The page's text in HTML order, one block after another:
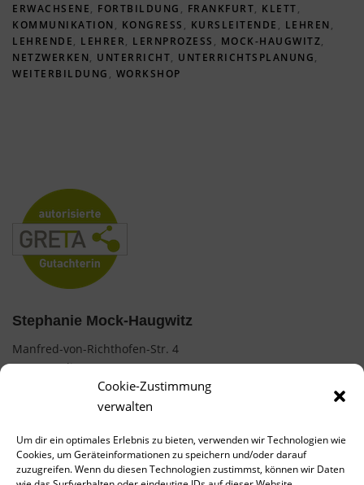
Cookie-Zustimmung
verwalten
Um dir ein optimales Erlebnis zu bieten, verwenden wir Technologien wie
Cookies, um Geräteinformationen zu speichern und/oder darauf
zuzugreifen. Wenn du diesen Technologien zustimmst, können wir Daten
ERWACHSENE, FORTBILDUNG , FRANKFURT, KLETT,
KOMMUNIKATION , KONGRESS , KURSLEITENDE , LEHREN ,
LEHRENDE, LEHRER, LERNPROZESS , MOCK-HAUGWITZ,
NETZWERKEN, UNTERRICHT, UNTERRICHTSPLANUNG,
WEITERBILDUNG , WORKSHOP
Stephanie Mock-Haugwitz
Manfred-von-Richthofen-Str. 4
12101 Berlin
mock.stephanie@web.de
AGB